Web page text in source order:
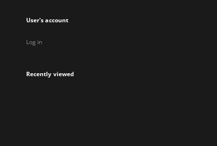
User's account
Log in
Recently viewed